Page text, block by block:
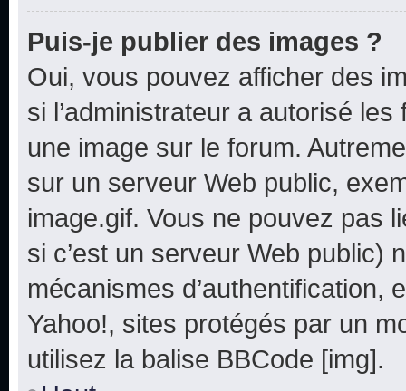
Puis-je publier des images ?
Oui, vous pouvez afficher des
si l’administrateur a autorisé
une image sur le forum.
sur un serveur Web public,
image.gif. Vous ne pouvez pas
si c’est un serveur Web public)
mécanismes d’authentification,
Yahoo!, sites protégés par un
utilisez la balise BBCode [img].